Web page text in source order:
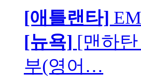
[애틀랜타]
[뉴욕] [맨하
부(영어…